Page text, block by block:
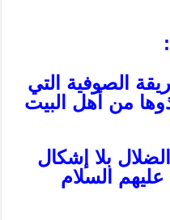
الصوفية التي
من أهل البيت
بلا إشكال
السلام